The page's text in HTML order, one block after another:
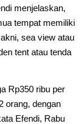
menjelaskan,
tempat memiliki
sea view atau
tent atau tenda
Rp350 ribu per
orang, dengan
Efendi, Rabu